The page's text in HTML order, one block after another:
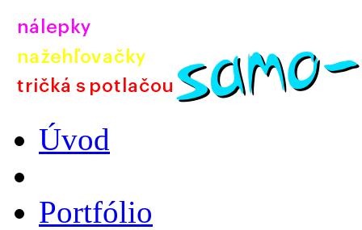
Úvod
Portfólio